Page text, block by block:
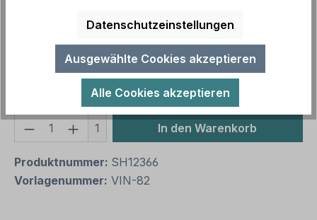
Gesamtpreis
Preise inkl. MwSt. zzgl. Versandkosten
Aufgrund von Neuberechnungen im Warenkorb sind
abweichende Endpreise möglich.
Produkt Anzahl: Gib den gewünschten
1 In den Warenkorb
Produktnummer: SH12366
Vorlagenummer: VIN-82
Datenschutzeinstellungen
Ausgewählte Cookies akzeptieren
Alle Cookies akzeptieren